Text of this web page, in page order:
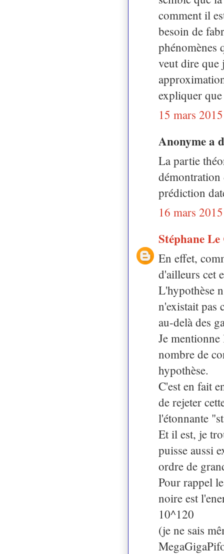
comment il
besoin de
phénomènes
veut dire que
expliquer
15 mars
Anonyme a
La partie
prédiction
16 mars
Stéphane
En effet,
d'ailleurs cet
L'hypothèse
n'existait pas
au-delà des
Je
nombre de
hypothèse.
C'est en fait
de rejeter
l'étonnante
Et il est, je
puisse aussi
ordre de
Pour rappel
noire est
10^120
(je ne sais